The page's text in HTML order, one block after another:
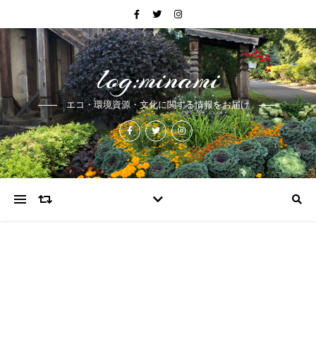
log:minami
エコ・環境資源・文化に関する情報をお届け